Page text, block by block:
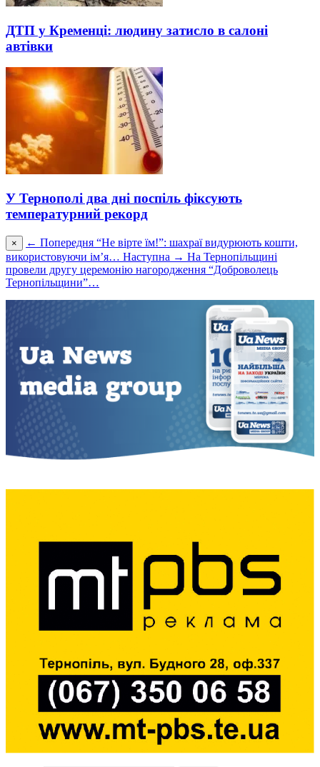
ДТП у Кременці: людину затисло в салоні
автівки
У Тернополі два дні поспіль фіксують
температурний рекорд
× ← Попередня “Не вірте їм!”: шахраї видурюють кошти,
використовуючи ім’я… Наступна → На Тернопільщині
провели другу церемонію нагородження “Доброволець
Тернопільщини”…